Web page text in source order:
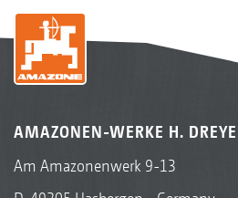
AMAZONEN-WERKE H.
Am Amazonenwerk 9-13